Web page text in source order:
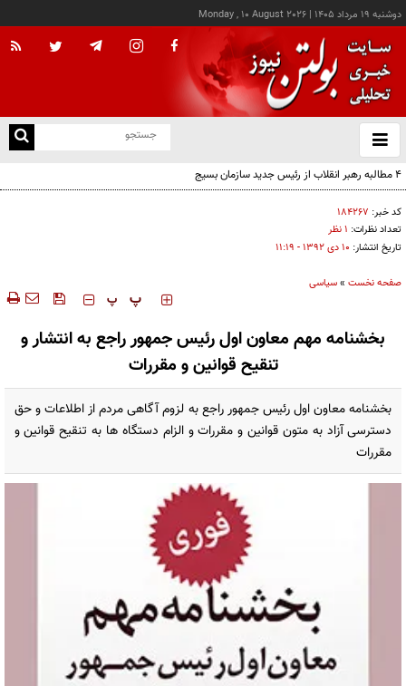
دوشنبه ۱۹ مرداد ۱۴۰۵ |
Monday , 10 August 2026
باز
و
۴ مطالبه رهبر انقلاب از رئیس جدید سازمان بسیج
کد خبر: ۱۸۴۲۶۷
تعداد نظرات: ۱ نظر
تاریخ انتشار: ۱۰ دی ۱۳۹۲ - ۱۱:۱۹
صفحه نخست »سیاسی
‍‍‍ پ پ
بخشنامه مهم معاون اول رئیس جمهور راجع به انتشار و
تنقیح قوانین و مقررات
بخشنامه معاون اول رئیس جمهور راجع به لزوم آگاهی مردم از اطلاعات و حق
دسترسی آزاد به متون قوانین و مقررات و الزام دستگاه ها به تنقیح قوانین و
مقررات